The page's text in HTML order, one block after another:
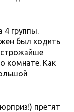
4 группы.
был ходить
комнате. Как
претят